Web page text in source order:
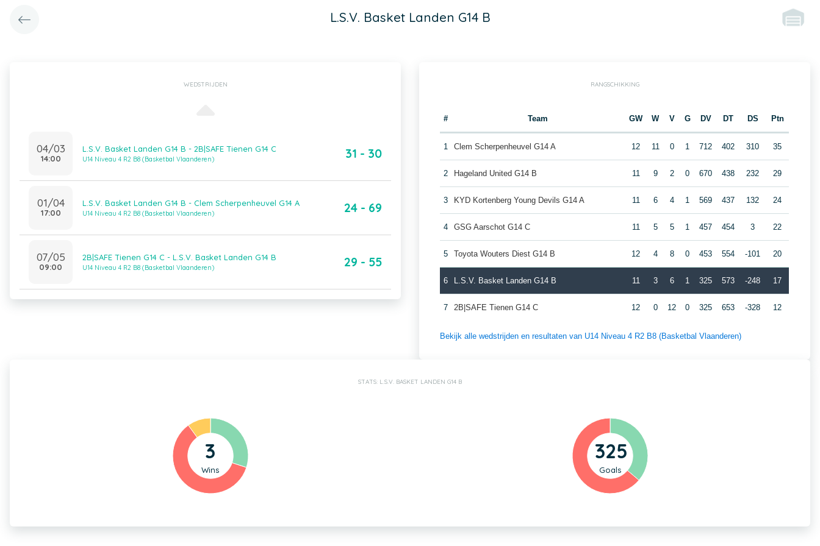
L.S.V. Basket Landen G14 B
WEDSTRIJDEN
04/03
14:00
L.S.V. Basket Landen G14 B - 2B|SAFE Tienen G14 C
U14 Niveau 4 R2 B8 (Basketbal Vlaanderen) 31 - 30
01/04
17:00
L.S.V. Basket Landen G14 B - Clem Scherpenheuvel G14 A
U14 Niveau 4 R2 B8 (Basketbal Vlaanderen) 24 - 69
07/05
09:00
2B|SAFE Tienen G14 C - L.S.V. Basket Landen G14 B
U14 Niveau 4 R2 B8 (Basketbal Vlaanderen) 29 - 55
RANGSCHIKKING
# Team GW W V G DV DT DS Ptn
1 Clem Scherpenheuvel G14 A 12 11 0 1 712 402 310 35
2 Hageland United G14 B 11 9 2 0 670 438 232 29
3 KYD Kortenberg Young Devils G14 A 11 6 4 1 569 437 132 24
4 GSG Aarschot G14 C 11 5 5 1 457 454 3 22
5 Toyota Wouters Diest G14 B 12 4 8 0 453 554 -101 20
6 L.S.V. Basket Landen G14 B 11 3 6 1 325 573 -248 17
7 2B|SAFE Tienen G14 C 12 0 12 0 325 653 -328 12
Bekijk alle wedstrijden en resultaten van U14 Niveau 4 R2 B8 (Basketbal Vlaanderen)
STATS: L.S.V. BASKET LANDEN G14 B
3
Wins
325
Goals